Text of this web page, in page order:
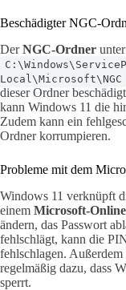
Beschädigter NGC-
DerNGC-Ordner unter
Local\Microsoft\NGC
dieser Ordner
kann Windows 11 die
Zudem kann ein
Ordner korrumpieren.
Probleme mit dem
Windows 11 verknüpft
einem Microsoft-
ändern, das Passwort
fehlschlägt, kann die
fehlschlagen.
regelmäßig dazu, dass
sperrt.